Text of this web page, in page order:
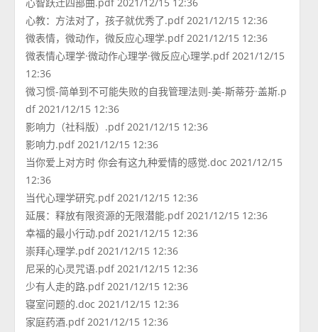
心教：方法对了，孩子就优秀了.pdf 2021/12/15 12:36
微表情，微动作，微反应心理学.pdf 2021/12/15 12:36
微表情心理学·微动作心理学·微反应心理学.pdf 2021/12/15
12:36
微习惯-简单到不可能失败的自我管理法则-美-斯蒂芬·盖斯.p
df 2021/12/15 12:36
影响力（社科版）.pdf 2021/12/15 12:36
影响力.pdf 2021/12/15 12:36
当你爱上对方时 你会有这九种爱情的感觉.doc 2021/12/15
12:36
当代心理学研究.pdf 2021/12/15 12:36
延展：释放有限资源的无限潜能.pdf 2021/12/15 12:36
幸福的最小行动.pdf 2021/12/15 12:36
崇拜心理学.pdf 2021/12/15 12:36
尼采的心灵咒语.pdf 2021/12/15 12:36
少有人走的路.pdf 2021/12/15 12:36
寝室问题的.doc 2021/12/15 12:36
家庭药酒.pdf 2021/12/15 12:36